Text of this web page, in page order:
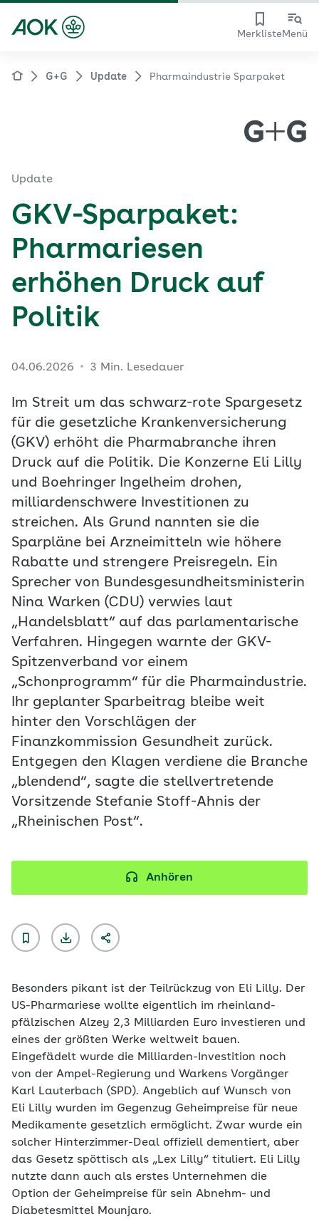
MerklisteMenü
G+G Update Pharmaindustrie Sparpaket
Update
GKV-Sparpaket:
Pharmariesen
erhöhen Druck auf
Politik
04.06.2026 3 Min. Lesedauer
Im Streit um das schwarz-rote Spargesetz
für die gesetzliche Krankenversicherung
(GKV) erhöht die Pharmabranche ihren
Druck auf die Politik. Die Konzerne Eli Lilly
und Boehringer Ingelheim drohen,
milliardenschwere Investitionen zu
streichen. Als Grund nannten sie die
Sparpläne bei Arzneimitteln wie höhere
Rabatte und strengere Preisregeln. Ein
Sprecher von Bundesgesundheitsministerin
Nina Warken (CDU) verwies laut
„Handelsblatt“ auf das parlamentarische
Verfahren. Hingegen warnte der GKV-
Spitzenverband vor einem
„Schonprogramm“ für die Pharmaindustrie.
Ihr geplanter Sparbeitrag bleibe weit
hinter den Vorschlägen der
Finanzkommission Gesundheit zurück.
Entgegen den Klagen verdiene die Branche
„blendend“, sagte die stellvertretende
Vorsitzende Stefanie Stoff-Ahnis der
„Rheinischen Post“.
Anhören
Besonders pikant ist der Teilrückzug von Eli Lilly. Der
US-Pharmariese wollte eigentlich im rheinland-
pfälzischen Alzey 2,3 Milliarden Euro investieren und
eines der größten Werke weltweit bauen.
Eingefädelt wurde die Milliarden-Investition noch
von der Ampel-Regierung und Warkens Vorgänger
Karl Lauterbach (SPD). Angeblich auf Wunsch von
Eli Lilly wurden im Gegenzug Geheimpreise für neue
Medikamente gesetzlich ermöglicht. Zwar wurde ein
solcher Hinterzimmer-Deal offiziell dementiert, aber
das Gesetz spöttisch als „Lex Lilly“ tituliert. Eli Lilly
nutzte dann auch als erstes Unternehmen die
Option der Geheimpreise für sein Abnehm- und
Diabetesmittel Mounjaro.